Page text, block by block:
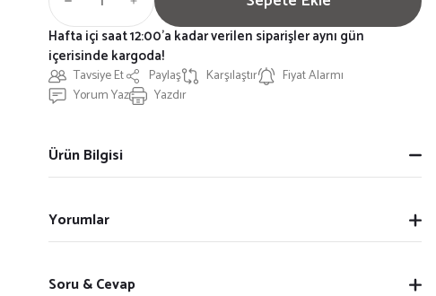
Tavsiye Et Paylaş Karşılaştır
Fiyat Alarmı
Yorum Yaz
Yazdır
Hafta içi saat 12:00'a kadar verilen siparişler aynı gün
içerisinde kargoda!
Ürün Bilgisi
Yorumlar
Soru & Cevap